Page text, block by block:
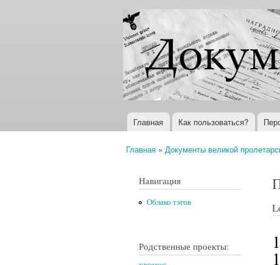
Документы
XX века
Всемирная
история в
Интернете
Главное меню
Главная Как пользоваться?
Главная » Документы великой
Навигация
Облако тэгов
Родственные проекты: